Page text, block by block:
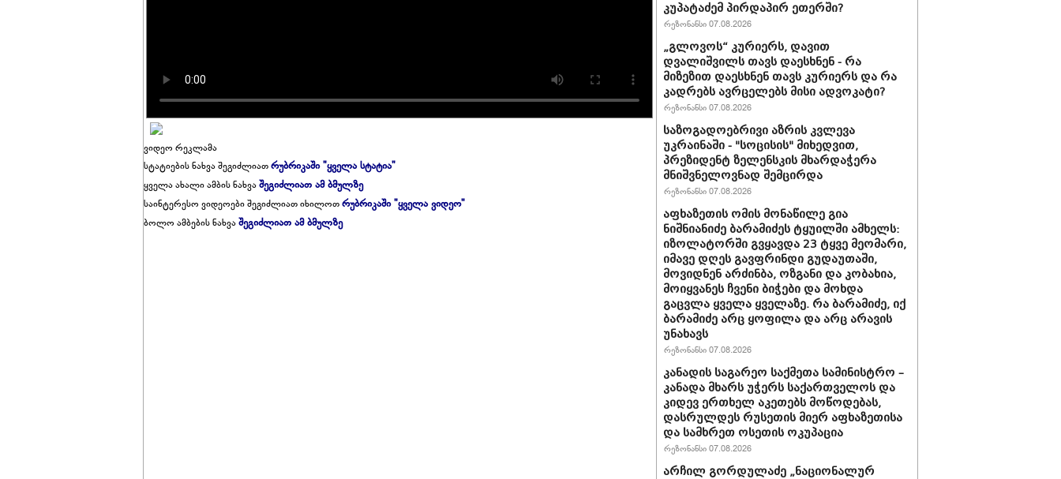
ვიდეო რეკლამა
სტატიების ნახვა შეგიძლიათრუბრიკაში "ყველა სტატია"
ყველა ახალი ამბის ნახვაშეგიძლიათ ამ ბმულზე
საინტერესო ვიდეოები შეგიძლიათ იხილოთრუბრიკაში "ყველა ვიდეო"
ბოლო ამბების ნახვაშეგიძლიათ ამ ბმულზე
კუპატაძემ პირდაპირ ეთერში?
რეზონანსი 07.08.2026
„გლოვოს“ კურიერს, დავით
დვალიშვილს თავს დაესხნენ - რა
მიზეზით დაესხნენ თავს კურიერს და რა
კადრებს ავრცელებს მისი ადვოკატი?
რეზონანსი 07.08.2026
საზოგადოებრივი აზრის კვლევა
უკრაინაში - "სოცისის" მიხედვით,
პრეზიდენტ ზელენსკის მხარდაჭერა
მნიშვნელოვნად შემცირდა
რეზონანსი 07.08.2026
აფხაზეთის ომის მონაწილე გია
ნიშნიანიძე ბარამიძეს ტყუილში ამხელს:
იზოლატორში გვყავდა 23 ტყვე მეომარი,
იმავე დღეს გავფრინდი გუდაუთაში,
მოვიდნენ არძინბა, ოზგანი და კობახია,
მოიყვანეს ჩვენი ბიჭები და მოხდა
გაცვლა ყველა ყველაზე. რა ბარამიძე, იქ
ბარამიძე არც ყოფილა და არც არავის
უნახავს
რეზონანსი 07.08.2026
კანადის საგარეო საქმეთა სამინისტრო –
კანადა მხარს უჭერს საქართველოს და
კიდევ ერთხელ აკეთებს მოწოდებას,
დასრულდეს რუსეთის მიერ აფხაზეთისა
და სამხრეთ ოსეთის ოკუპაცია
რეზონანსი 07.08.2026
არჩილ გორდულაძე „ნაციონალურ